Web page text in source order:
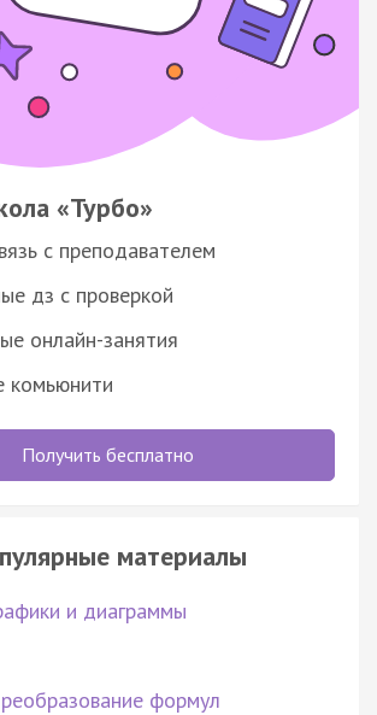
«Турбо»
с преподавателем
дз с проверкой
онлайн-занятия
комьюнити
Получить бесплатно
материалы
и диаграммы
формул